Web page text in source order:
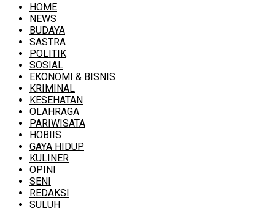
HOME
NEWS
BUDAYA
SASTRA
POLITIK
SOSIAL
EKONOMI & BISNIS
KRIMINAL
KESEHATAN
OLAHRAGA
PARIWISATA
HOBIIS
GAYA HIDUP
KULINER
OPINI
SENI
REDAKSI
SULUH